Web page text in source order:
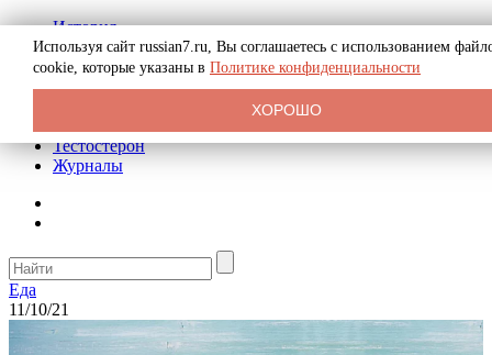
История
Биография
Криминал
Реклама на сайте
Тестостерон
Журналы
Еда
11/10/21
Используя сайт russian7.ru, Вы соглашаетесь с использованием
cookie, которые указаны в Политике конфиденциальности
ХОРОШО